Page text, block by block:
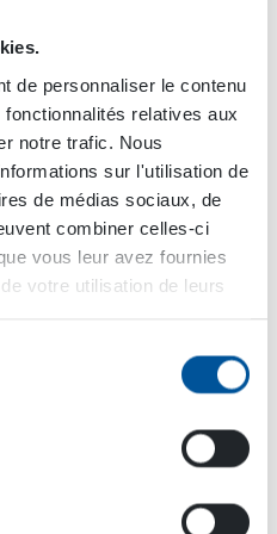
de personnaliser le contenu
relatives aux
notre trafic. Nous
sur l'utilisation de
de médias sociaux, de
combiner celles-ci
vous leur avez fournies
votre utilisation de leurs
la prise de
parti de votre
sur votre machine ou
et par
de réaliser un panel de
sont
gagner de l’argent. Tout